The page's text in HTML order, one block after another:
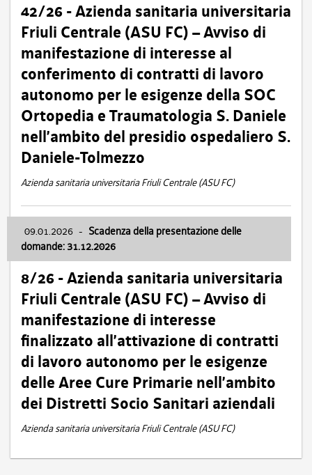
42/26 - Azienda sanitaria universitaria
Friuli Centrale (ASU FC) – Avviso di
manifestazione di interesse al
conferimento di contratti di lavoro
autonomo per le esigenze della SOC
Ortopedia e Traumatologia S. Daniele
nell’ambito del presidio ospedaliero S.
Daniele-Tolmezzo
Azienda sanitaria universitaria Friuli Centrale (ASU FC)
09.01.2026 - Scadenza della presentazione delle
domande: 31.12.2026
8/26 - Azienda sanitaria universitaria
Friuli Centrale (ASU FC) – Avviso di
manifestazione di interesse
finalizzato all’attivazione di contratti
di lavoro autonomo per le esigenze
delle Aree Cure Primarie nell’ambito
dei Distretti Socio Sanitari aziendali
Azienda sanitaria universitaria Friuli Centrale (ASU FC)